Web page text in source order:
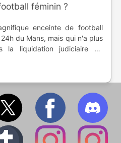
féminin ?
enceinte de football
du Mans, mais qui n'a plus
la liquidation judiciaire du
le 7